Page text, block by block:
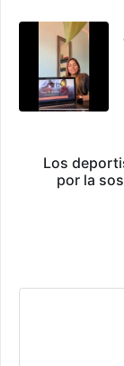
Los
por la